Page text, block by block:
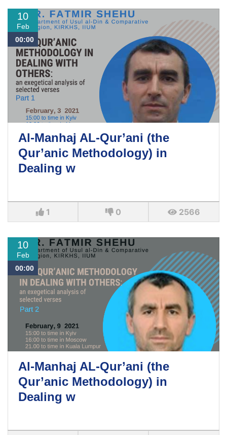
10
Feb
00:00
Al-Manhaj AL-Qur’ani (the
Qur’anic Methodology) in
Dealing w
1 0 2566
10
Feb
00:00
Al-Manhaj AL-Qur’ani (the
Qur’anic Methodology) in
Dealing w